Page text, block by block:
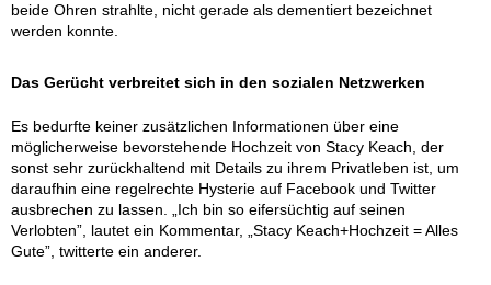
beide Ohren strahlte, nicht gerade als dementiert bezeichnet
werden konnte.
Das Gerücht verbreitet sich in den sozialen Netzwerken
Es bedurfte keiner zusätzlichen Informationen über eine
möglicherweise bevorstehende Hochzeit von Stacy Keach, der
sonst sehr zurückhaltend mit Details zu ihrem Privatleben ist, um
daraufhin eine regelrechte Hysterie auf Facebook und Twitter
ausbrechen zu lassen. „Ich bin so eifersüchtig auf seinen
Verlobten”, lautet ein Kommentar, „Stacy Keach+Hochzeit = Alles
Gute”, twitterte ein anderer.